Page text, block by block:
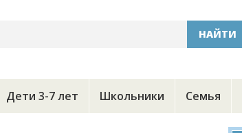
НАЙТИ
Дети 3-7 лет Школьники Семья